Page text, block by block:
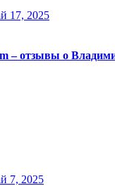
17, 2025
– отзывы о
7, 2025